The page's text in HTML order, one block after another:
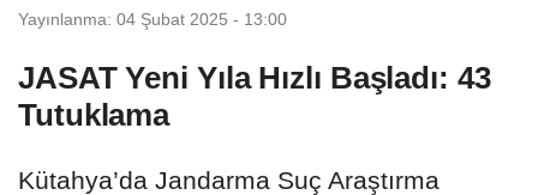
Yayınlanma: 04 Şubat 2025 - 13:00
JASAT Yeni Yıla Hızlı Başladı: 43
Tutuklama
Kütahya’da Jandarma Suç Araştırma